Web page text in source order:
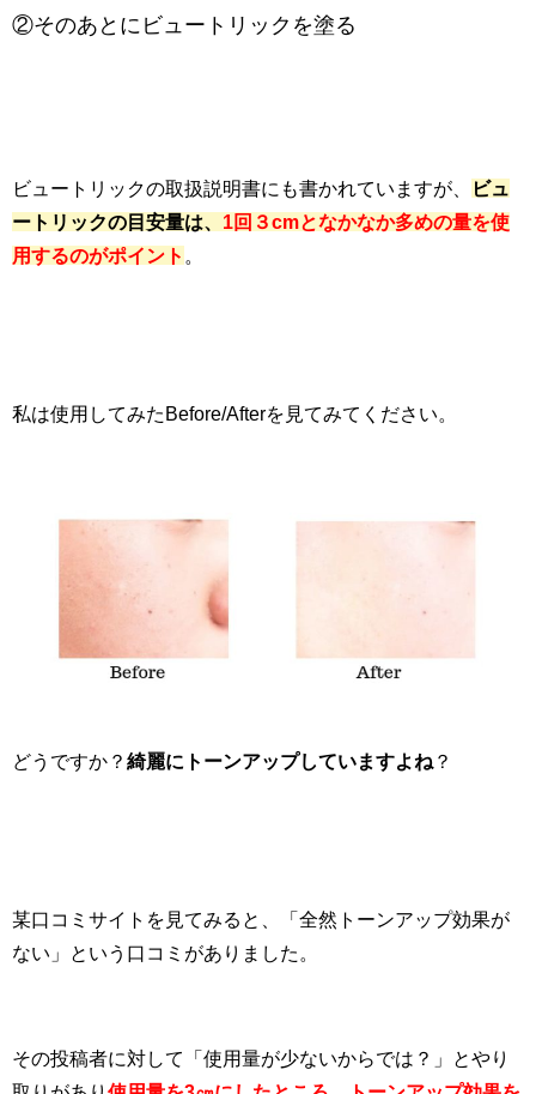
②そのあとにビュートリックを塗る
ビュートリックの取扱説明書にも書かれていますが、
ビュ
ートリックの目安量は、 1回３cmとなかなか多めの量を使
用するのがポイント
私は使用してみたBefore/Afterを見てみてください。
どうですか？ 綺麗にトーンアップしていますよね ？
某口コミサイトを見てみると、「全然トーンアップ効果が
ない」という口コミがありました。
その投稿者に対して「使用量が少ないからでは？」とやり